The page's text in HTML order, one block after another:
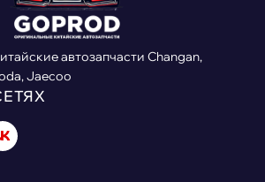
автозапчасти Changan,
Jaecoo